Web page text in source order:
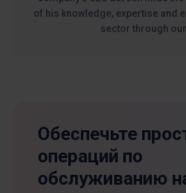
of his knowledge, expertise and
sector through
Обеспечьте
операций по
обслуживанию